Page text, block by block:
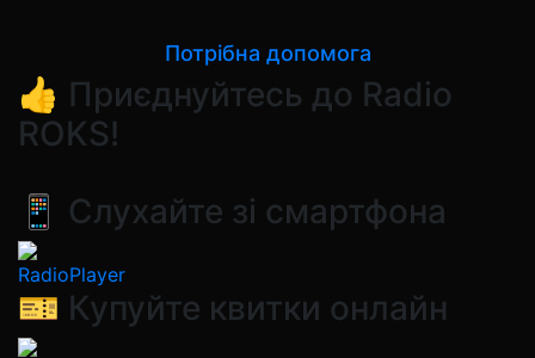
Потрібна допомога
👍 Приєднуйтесь до Radio
ROKS!
📱 Слухайте зі смартфона
RadioPlayer
🎫 Купуйте квитки онлайн